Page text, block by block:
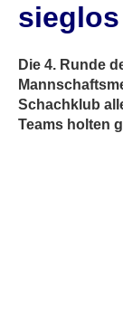
sieglos
Die 4. Runde
Schachklub
Teams holten